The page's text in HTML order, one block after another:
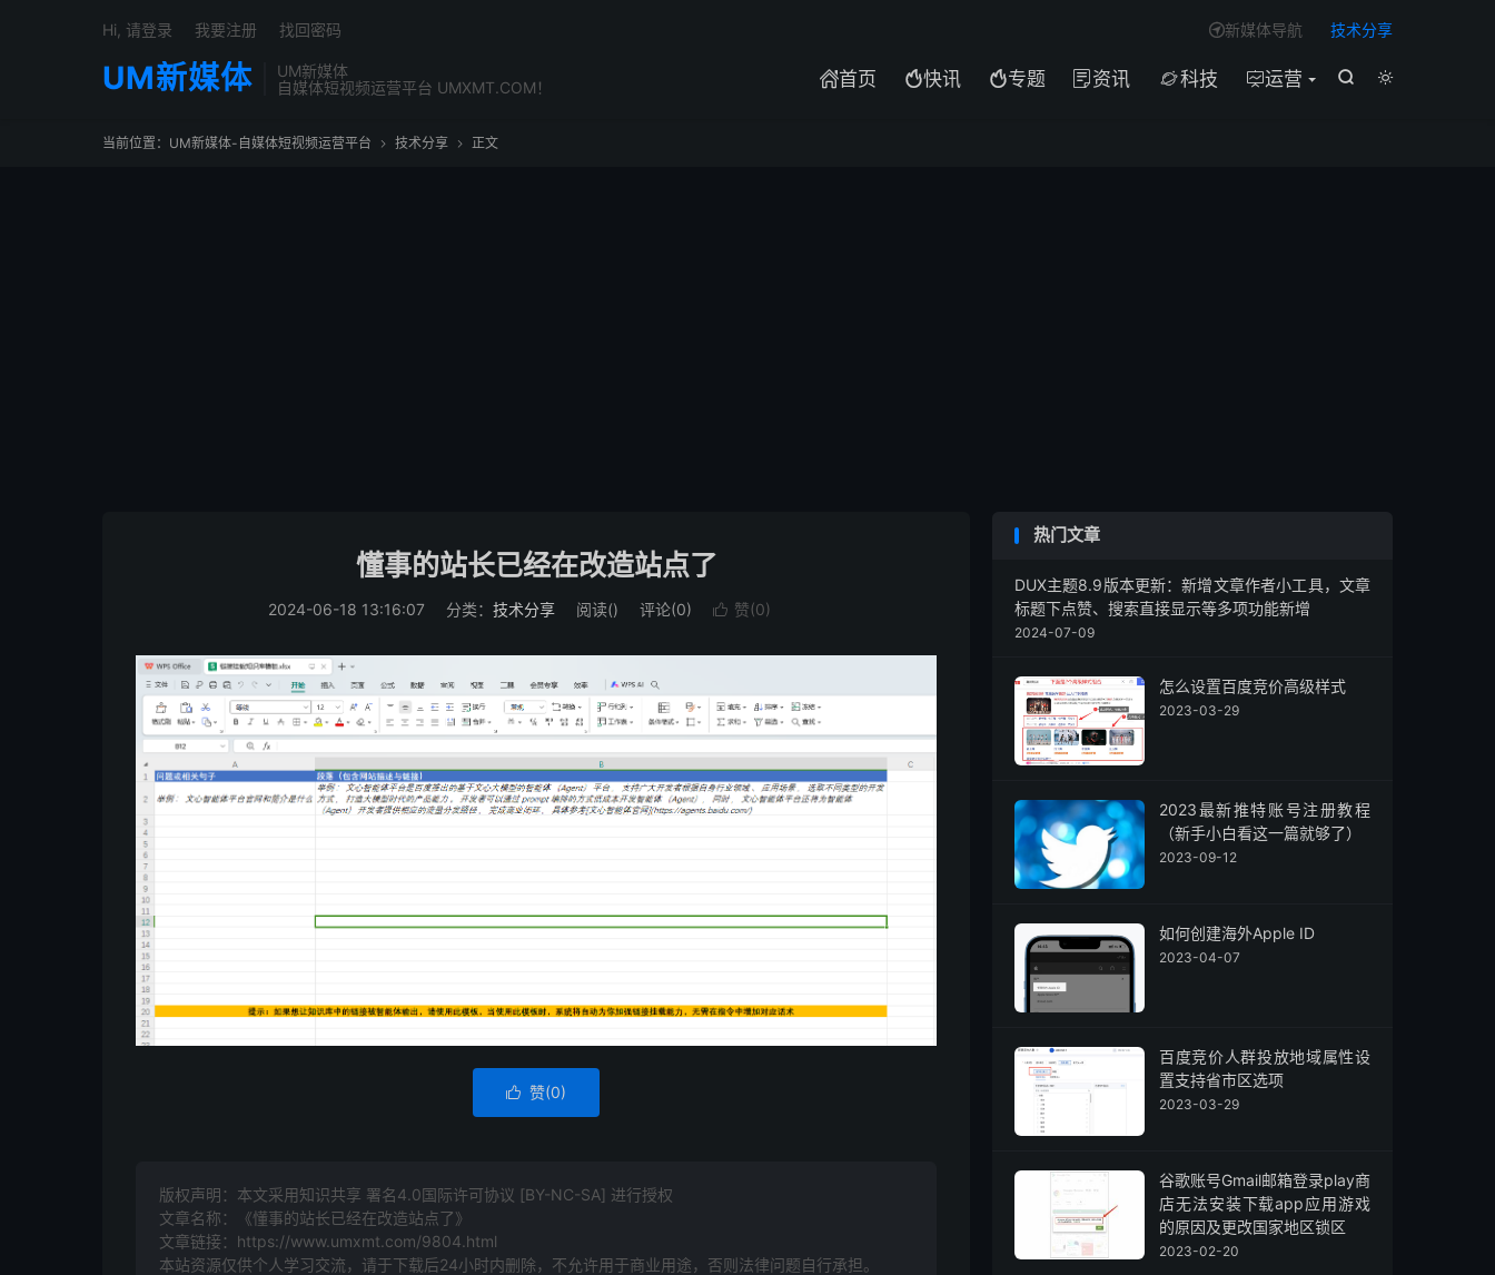
UM新媒体
UM新媒体
自媒体短视频运营平台 UMXMT.COM！


首页 快讯 专题 资讯 科技 运营
新媒体导航 技术分享
Hi, 请登录 我要注册 找回密码
当前位置： UM新媒体-自媒体短视频运营平台  技术分享  正文
懂事的站长已经在改造站点了
2024-06-18 13:16:07 分类： 技术分享 阅读() 评论(0)  赞(0)
 赞(0)
版权声明：本文采用知识共享 署名4.0国际许可协议 [BY-NC-SA] 进行授权
文章名称：《懂事的站长已经在改造站点了》
文章链接： https://www.umxmt.com/9804.html
本站资源仅供个人学习交流，请于下载后24小时内删除，不允许用于商业用途，否则法律问题自行承担。
热门文章
DUX主题8.9版本更新：新增文章作者小工具，文章
标题下点赞、搜索直接显示等多项功能新增
2024-07-09
怎么设置百度竞价高级样式
2023-03-29
2023最新推特账号注册教程
（新手小白看这一篇就够了）
2023-09-12
如何创建海外Apple ID
2023-04-07
百度竞价人群投放地域属性设
置支持省市区选项
2023-03-29
谷歌账号Gmail邮箱登录play商
店无法安装下载app应用游戏
的原因及更改国家地区锁区
2023-02-20